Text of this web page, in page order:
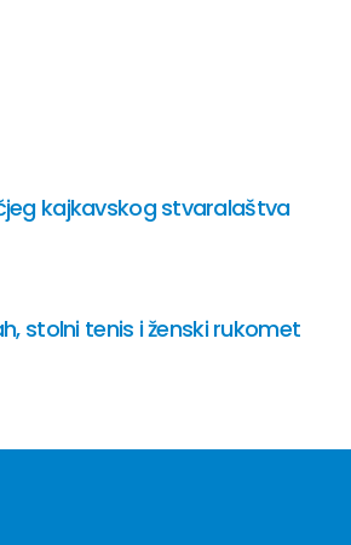
kajkavskog stvaralaštva
stolni tenis i ženski rukomet